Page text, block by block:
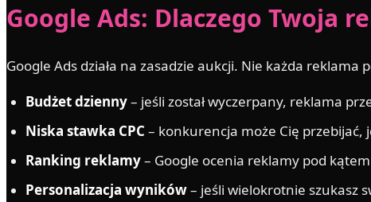
Google Ads: Dlaczego Twoja
Google Ads działa na zasadzie aukcji. Nie każda
Budżet dzienny– jeśli został wyczerpany, reklama
Niska stawka CPC – konkurencja może Cię przebijać,
Ranking reklamy– Google ocenia reklamy pod
Personalizacja wyników– jeśli wielokrotnie szukasz